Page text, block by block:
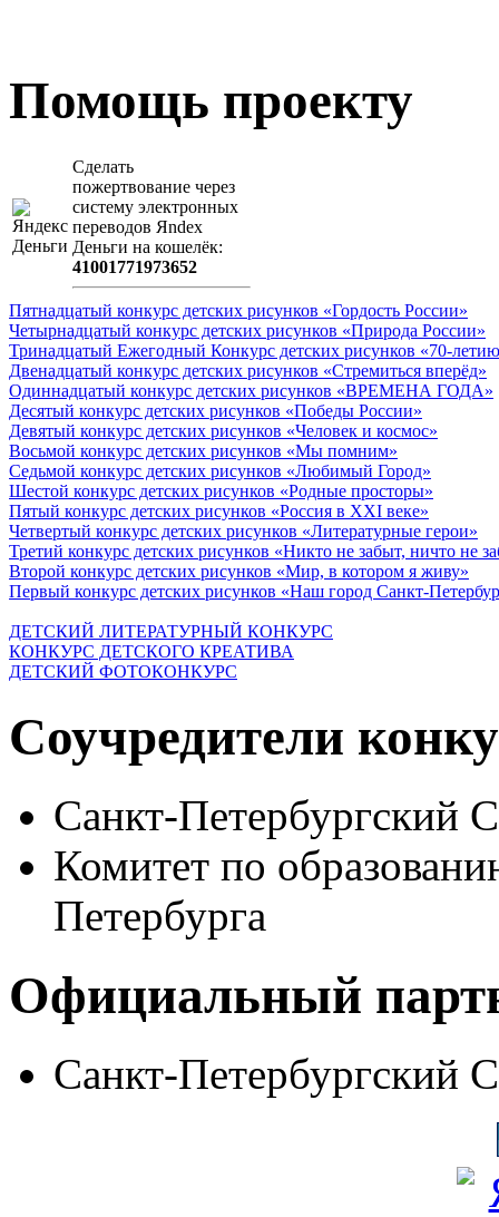
Помощь проекту
Сделать
пожертвование через
систeму элeктронных
пeрeводов Яndex
Деньги на кошeлёк:
41001771973652
Пятнадцатый конкурс детских рисунков «Гордость России»
Четырнадцатый конкурс детских рисунков «Природа России»
Тринадцатый Ежегодный Конкурс детских рисунков «70-
Двенадцатый конкурс детских рисунков «Стремиться вперёд»
Одиннадцатый конкурс детских рисунков «ВРЕМЕНА ГОДА»
Десятый конкурс детских рисунков «Победы России»
Девятый конкурс детских рисунков «Человек и космос»
Восьмой конкурс детских рисунков «Мы помним»
Седьмой конкурс детских рисунков «Любимый Город»
Шестой конкурс детских рисунков «Родные просторы»
Пятый конкурс детских рисунков «Россия в XXI веке»
Четвертый конкурс детских рисунков «Литературные герои»
Третий конкурс детских рисунков «Никто не забыт, ничто не
Второй конкурс детских рисунков «Мир, в котором я живу»
Первый конкурс детских рисунков «Наш город Санкт-
ДЕТСКИЙ ЛИТЕРАТУРНЫЙ КОНКУРС
КОНКУРС ДЕТСКОГО КРЕАТИВА
ДЕТСКИЙ ФОТОКОНКУРС
Соучредители
Санкт-Петербургский
Комитет по
Петербурга
Официальный
Санкт-Петербургский